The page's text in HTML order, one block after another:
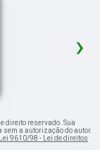
›
direito reservado. Sua
a autorização do autor.
Lei 9610/98 - Lei de direitos